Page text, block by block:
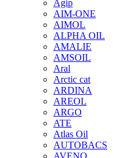
Agip
AIM-ONE
AIMOL
ALPHA OIL
AMALIE
AMSOIL
Aral
Arctic cat
ARDINA
AREOL
ARGO
ATE
Atlas Oil
AUTOBACS
AVENO